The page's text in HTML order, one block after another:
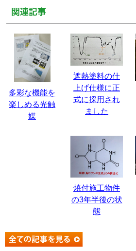
関連記事
多彩な機能を
楽しめる光触
媒
遮熱塗料の仕
上げ仕様に正
式に採用され
ました
焼付施工物件
の3年半後の状
態